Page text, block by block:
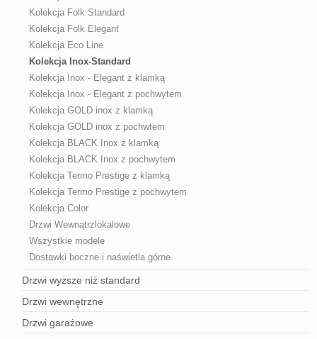
Kolekcja Folk Standard
Kolekcja Folk Elegant
Kolekcja Eco Line
Kolekcja Inox-Standard
Kolekcja Inox - Elegant z klamką
Kolekcja Inox - Elegant z pochwytem
Kolekcja GOLD inox z klamką
Kolekcja GOLD inox z pochwtem
Kolekcja BLACK Inox z klamką
Kolekcja BLACK Inox z pochwytem
Kolekcja Termo Prestige z klamką
Kolekcja Termo Prestige z pochwytem
Kolekcja Color
Drzwi Wewnątrzlokalowe
Wszystkie modele
Dostawki boczne i naświetla górne
Drzwi wyższe niż standard
Drzwi wewnętrzne
Drzwi garażowe